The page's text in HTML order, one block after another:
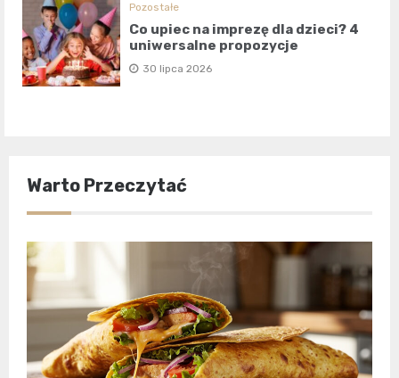
Pozostałe
Co upiec na imprezę dla dzieci? 4
uniwersalne propozycje
30 lipca 2026
Warto Przeczytać